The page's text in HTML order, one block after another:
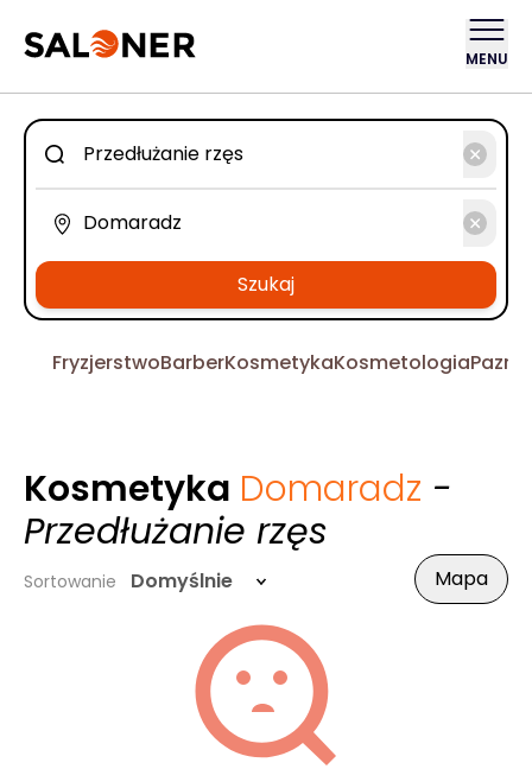
MENU
Szukaj
FryzjerstwoBarberKosmetykaKosmetologia
Kosmetyka Domaradz -
Przedłużanie rzęs
Sortowanie Domyślnie Mapa